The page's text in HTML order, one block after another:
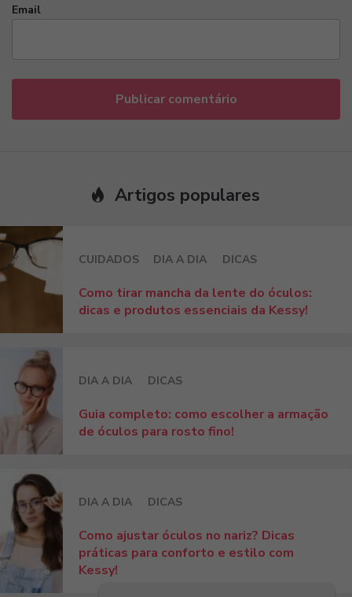
Email
Artigos populares
CUIDADOS DIA A DIA DICAS
Como tirar mancha da lente do óculos:
dicas e produtos essenciais da Kessy!
DIA A DIA DICAS
Guia completo: como escolher a armação
de óculos para rosto fino!
DIA A DIA DICAS
Como ajustar óculos no nariz? Dicas
práticas para conforto e estilo com
Kessy!